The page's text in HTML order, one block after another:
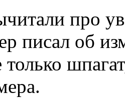
про
писал об
только